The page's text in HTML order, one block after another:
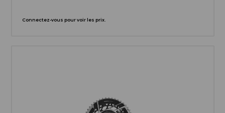
Connectez-vous pour voir les prix.